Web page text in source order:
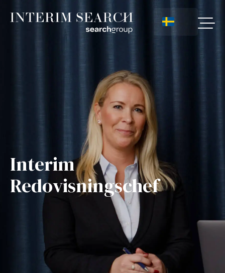
Interim
Redovisningschef